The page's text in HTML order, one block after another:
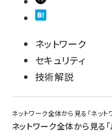
ネットワーク
セキュリティ
技術解説
ネットワーク全体から見る「ネット
ネットワーク全体から見る